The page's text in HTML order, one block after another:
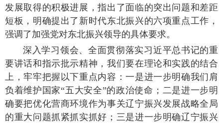
发展取得的积极进展，指出了面临的突出问题和差距
短板，明确提出了新时代东北振兴的六项重点工作，
强调了加强党对东北振兴领导的具体要求。
深入学习领会、全面贯彻落实习近平总书记的重
要讲话和指示批示精神，我们要在理论和实践的结合
上，牢牢把握以下重点内容：一是进一步明确我们肩
负着维护国家“五大安全”的政治使命；二是进一步明
确要把优化营商环境作为事关辽宁振兴发展战略全局
的重大问题抓紧抓实抓好；三是进一步明确辽宁振兴